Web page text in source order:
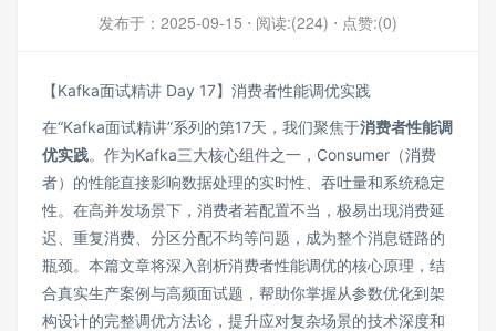
发布于： 2025-09-15 ⋅ 阅读:(224) ⋅ 点赞:(0)
【Kafka面试精讲 Day 17】消费者性能调优实践
在“Kafka面试精讲”系列的第17天，我们聚焦于消费者性能调
优实践。作为Kafka三大核心组件之一，Consumer（消费
者）的性能直接影响数据处理的实时性、吞吐量和系统稳定
性。在高并发场景下，消费者若配置不当，极易出现消费延
迟、重复消费、分区分配不均等问题，成为整个消息链路的
瓶颈。本篇文章将深入剖析消费者性能调优的核心原理，结
合真实生产案例与高频面试题，帮助你掌握从参数优化到架
构设计的完整调优方法论，提升应对复杂场景的技术深度和